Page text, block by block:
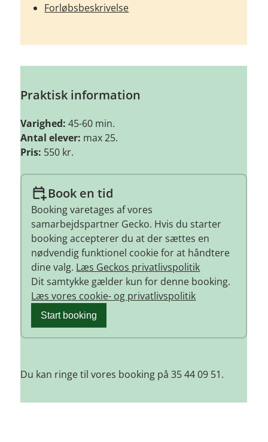
Forløbsbeskrivelse
Praktisk information
Varighed: 45-60 min.
Antal elever: max 25.
Pris: 550 kr.
Book en tid
Booking varetages af vores
samarbejdspartner Gecko. Hvis du starter
booking accepterer du at der sættes en
nødvendig funktionel cookie for at håndtere
dine valg. Læs Geckos privatlivspolitik
Dit samtykke gælder kun for denne booking.
Læs vores cookie- og privatlivspolitik
Start booking
Du kan ringe til vores booking på 35 44 09 51.